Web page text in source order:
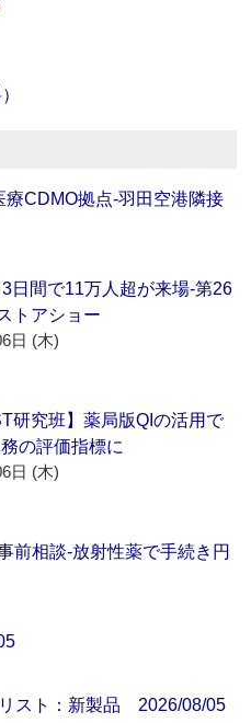
療CDMO拠点‐羽田空港隣接
3日間で11万人超が来場‐第26
トアショー
日 (木)
研究班】薬局版QIの活用で
の評価指標に
日 (木)
前相談‐放射性薬で手続き円
スト：新製品 2026/08/05